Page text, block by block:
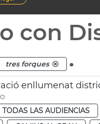
con
tres forques .
enllumenat
TODAS LAS AUDIENCIAS